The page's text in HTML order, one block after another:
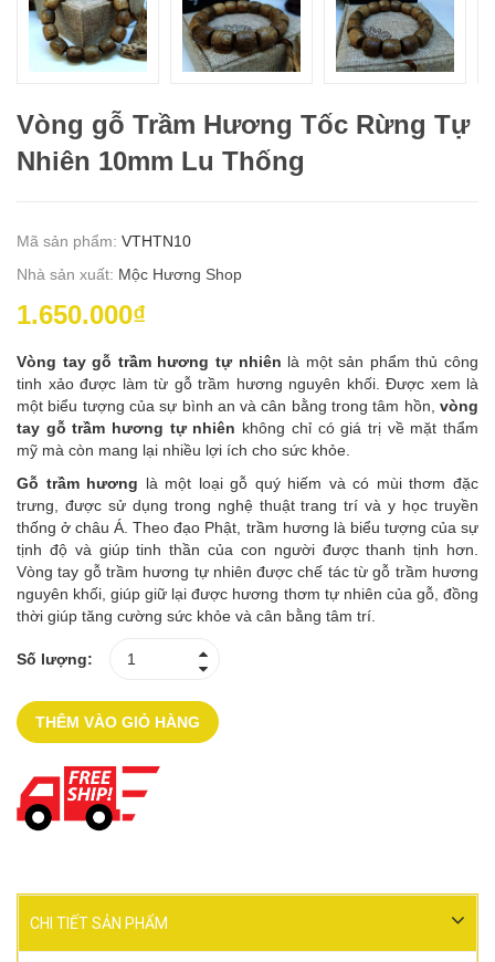
Vòng gỗ Trầm Hương Tốc Rừng Tự
Nhiên 10mm Lu Thống
Mã sản phẩm: VTHTN10
Nhà sản xuất: Mộc Hương Shop
1.650.000₫
Vòng tay gỗ trầm hương tự nhiên là một sản phẩm thủ công
tinh xảo được làm từ gỗ trầm hương nguyên khối. Được xem là
một biểu tượng của sự bình an và cân bằng trong tâm hồn, vòng
tay gỗ trầm hương tự nhiên không chỉ có giá trị về mặt thẩm
mỹ mà còn mang lại nhiều lợi ích cho sức khỏe.
Gỗ trầm hương là một loại gỗ quý hiếm và có mùi thơm đặc
trưng, được sử dụng trong nghệ thuật trang trí và y học truyền
thống ở châu Á. Theo đạo Phật, trầm hương là biểu tượng của sự
tịnh độ và giúp tinh thần của con người được thanh tịnh hơn.
Vòng tay gỗ trầm hương tự nhiên được chế tác từ gỗ trầm hương
nguyên khối, giúp giữ lại được hương thơm tự nhiên của gỗ, đồng
thời giúp tăng cường sức khỏe và cân bằng tâm trí.
Số lượng:
THÊM VÀO GIỎ HÀNG
CHI TIẾT SẢN PHẨM